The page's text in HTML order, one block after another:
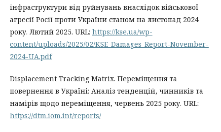
інфраструктури від руйнувань внаслідок військової
агресії Росії проти України станом на листопад 2024
року. Лютий 2025. URL: https://kse.ua/wp-
content/uploads/2025/02/KSE_Damages_Report-November-
2024-UA.pdf
Displacement Tracking Matrix. Переміщення та
повернення в Україні: Аналіз тенденцій, чинників та
намірів щодо переміщення, червень 2025 року. URL:
https://dtm.iom.int/reports/